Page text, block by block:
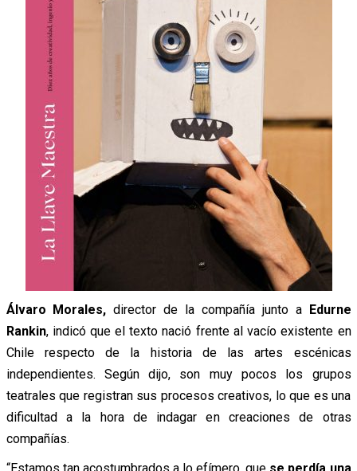
Álvaro Morales,director de la compañía junto a Edurne
Rankin, indicó que el texto nació frente al vacío existente en
Chile respecto de la historia de las artes escénicas
independientes. Según dijo, son muy pocos los grupos
teatrales que registran sus procesos creativos, lo que es una
dificultad a la hora de indagar en creaciones de otras
compañías.
“Estamos tan acostumbrados a lo efímero, que se perdía una